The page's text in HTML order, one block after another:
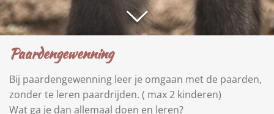
Paardengewenning
Bij paardengewenning leer je omgaan met de paarden,
zonder te leren paardrijden. ( max 2 kinderen)
Wat ga je dan allemaal doen en leren?